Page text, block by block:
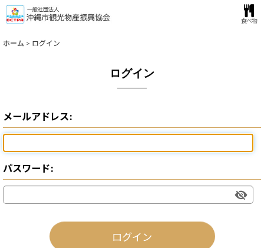
食べ物
ホーム > ログイン
ログイン
メールアドレス:
パスワード:
ログイン